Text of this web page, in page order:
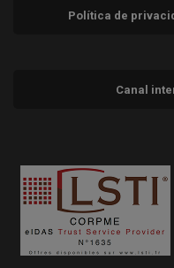
Política de
Canal